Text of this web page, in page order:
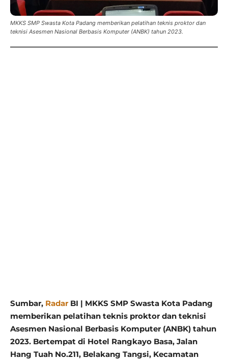
MKKS SMP Swasta Kota Padang memberikan pelatihan teknis proktor dan
teknisi Asesmen Nasional Berbasis Komputer (ANBK) tahun 2023.
Sumbar, Radar BI | MKKS SMP Swasta Kota Padang
memberikan pelatihan teknis proktor dan teknisi
Asesmen Nasional Berbasis Komputer (ANBK) tahun
2023. Bertempat di Hotel Rangkayo Basa, Jalan
Hang Tuah No.211, Belakang Tangsi, Kecamatan